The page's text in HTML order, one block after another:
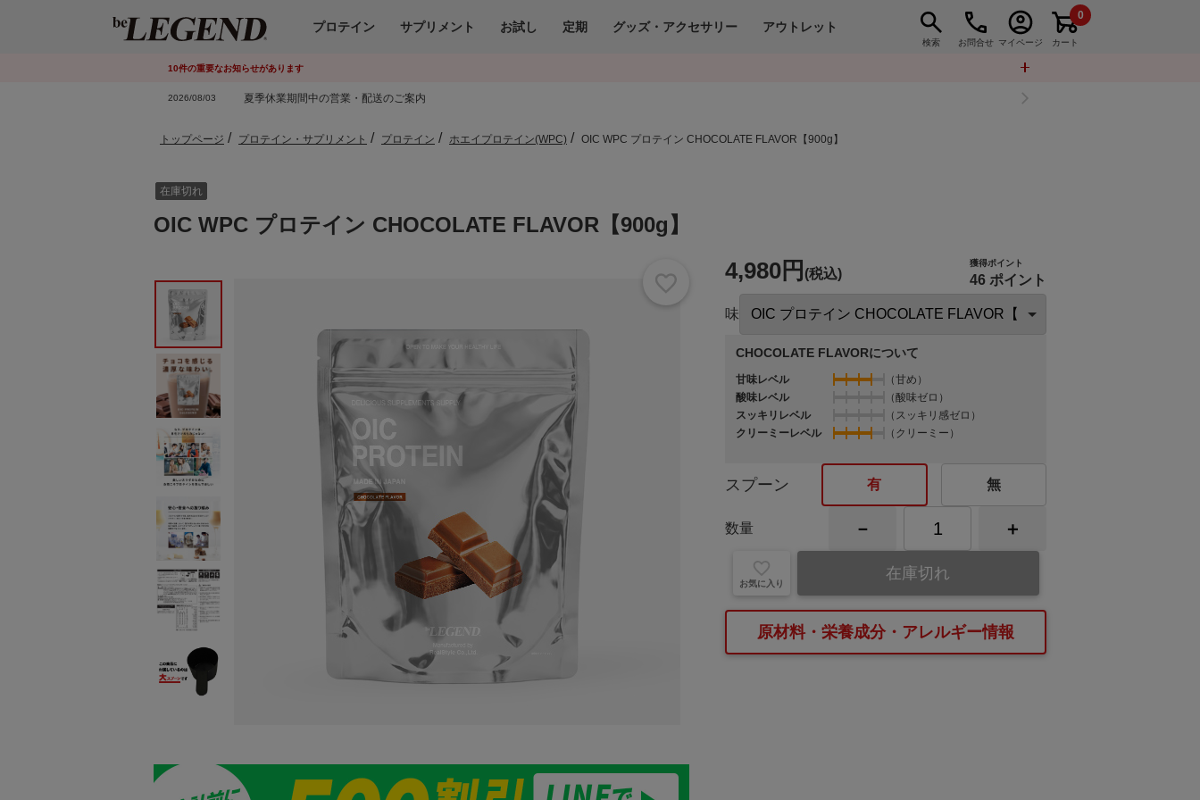
プロテイン サプリメント お試し 定期 グッズ・アクセサリー アウトレット
検索 お問合せ マイページ カート
0
10件の重要なお知らせがあります
2026/08/03 夏季休業期間中の営業・配送のご案内
トップページ プロテイン・サプリメント プロテイン ホエイプロテイン(WPC) OIC WPC プロテイン CHOCOLATE FLAVOR【900g】
在庫切れ
OIC WPC プロテイン CHOCOLATE FLAVOR【900g】
4,980円 (税込)
獲得ポイント
46 ポイント
味
CHOCOLATE FLAVORについて
甘味レベル
（甘め）
酸味レベル
（酸味ゼロ）
スッキリレベル
（スッキリ感ゼロ）
クリーミーレベル
（クリーミー）
スプーン 有 無
数量
お気に入り
在庫切れ
原材料・栄養成分・アレルギー情報